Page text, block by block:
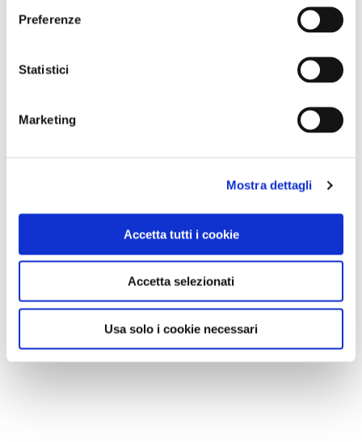
Preferenze
Statistici
Marketing
Mostra dettagli
Accetta tutti i cookie
Accetta selezionati
Usa solo i cookie necessari